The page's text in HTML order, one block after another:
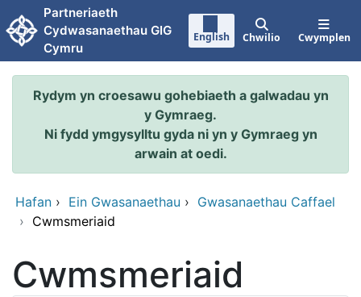
Neidio i'r prif gynnwy
Partneriaeth
Cydwasanaethau GIG
Cymru
English Chwilio Cwymplen
Rydym yn croesawu gohebiaeth a galwadau yn
y Gymraeg.
Ni fydd ymgysylltu gyda ni yn y Gymraeg yn
arwain at oedi.
Hafan › Ein Gwasanaethau › Gwasanaethau Caffael
› Cwmsmeriaid
Cwmsmeriaid